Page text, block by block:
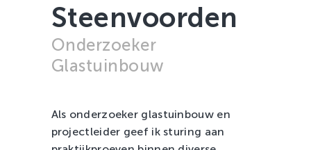
Sierteelt
Zachtfruit
Steenvoorden
Onderzoeker
Glastuinbouw
Als onderzoeker glastuinbouw en
projectleider geef ik sturing aan